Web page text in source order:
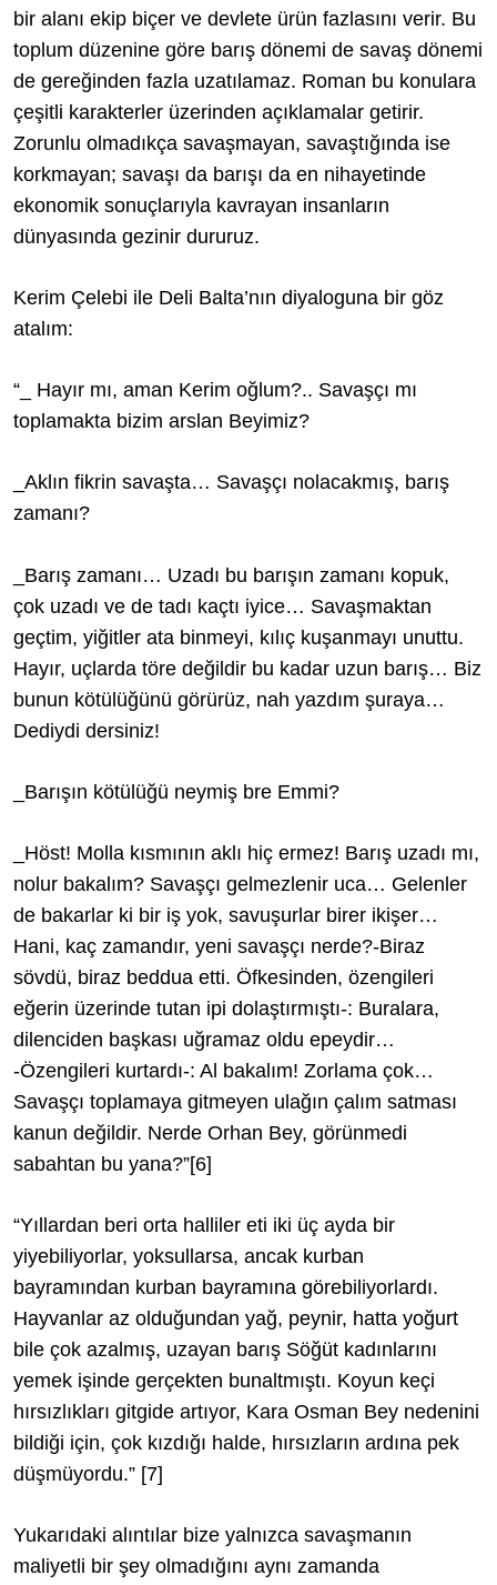
bir alanı ekip biçer ve devlete ürün fazlasını verir. Bu
toplum düzenine göre barış dönemi de savaş dönemi
de gereğinden fazla uzatılamaz. Roman bu konulara
çeşitli karakterler üzerinden açıklamalar getirir.
Zorunlu olmadıkça savaşmayan, savaştığında ise
korkmayan; savaşı da barışı da en nihayetinde
ekonomik sonuçlarıyla kavrayan insanların
dünyasında gezinir dururuz.
Kerim Çelebi ile Deli Balta’nın diyaloguna bir göz
atalım:
“_ Hayır mı, aman Kerim oğlum?.. Savaşçı mı
toplamakta bizim arslan Beyimiz?
_Aklın fikrin savaşta… Savaşçı nolacakmış, barış
zamanı?
_Barış zamanı… Uzadı bu barışın zamanı kopuk,
çok uzadı ve de tadı kaçtı iyice… Savaşmaktan
geçtim, yiğitler ata binmeyi, kılıç kuşanmayı unuttu.
Hayır, uçlarda töre değildir bu kadar uzun barış… Biz
bunun kötülüğünü görürüz, nah yazdım şuraya…
Dediydi dersiniz!
_Barışın kötülüğü neymiş bre Emmi?
_Höst! Molla kısmının aklı hiç ermez! Barış uzadı mı,
nolur bakalım? Savaşçı gelmezlenir uca… Gelenler
de bakarlar ki bir iş yok, savuşurlar birer ikişer…
Hani, kaç zamandır, yeni savaşçı nerde?-Biraz
sövdü, biraz beddua etti. Öfkesinden, özengileri
eğerin üzerinde tutan ipi dolaştırmıştı-: Buralara,
dilenciden başkası uğramaz oldu epeydir…
-Özengileri kurtardı-: Al bakalım! Zorlama çok…
Savaşçı toplamaya gitmeyen ulağın çalım satması
kanun değildir. Nerde Orhan Bey, görünmedi
sabahtan bu yana?”[6]
“Yıllardan beri orta halliler eti iki üç ayda bir
yiyebiliyorlar, yoksullarsa, ancak kurban
bayramından kurban bayramına görebiliyorlardı.
Hayvanlar az olduğundan yağ, peynir, hatta yoğurt
bile çok azalmış, uzayan barış Söğüt kadınlarını
yemek işinde gerçekten bunaltmıştı. Koyun keçi
hırsızlıkları gitgide artıyor, Kara Osman Bey nedenini
bildiği için, çok kızdığı halde, hırsızların ardına pek
düşmüyordu.” [7]
Yukarıdaki alıntılar bize yalnızca savaşmanın
maliyetli bir şey olmadığını aynı zamanda